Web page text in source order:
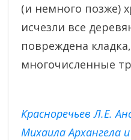
(и немного позже)
исчезли все
повреждена
многочисленные
Красноречьев Л.Е.
Михаила Архангела